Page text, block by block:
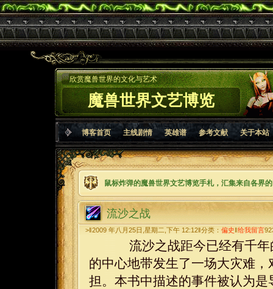
魔兽世界文艺博览
欣赏魔兽世界的文化与艺术
博客首页 主线剧情 英雄谱 参考文献 关于本站
鼠标炸弹的魔兽世界文艺博览手札，汇集来自各界
流沙之战
>‖2009 年八月25日,星期二,下午 12:12‖分类： 偏史 给我留言
流沙之战距今已经有千年
的中心地带发生了一场大灾难
担。本书中描述的事件被认为